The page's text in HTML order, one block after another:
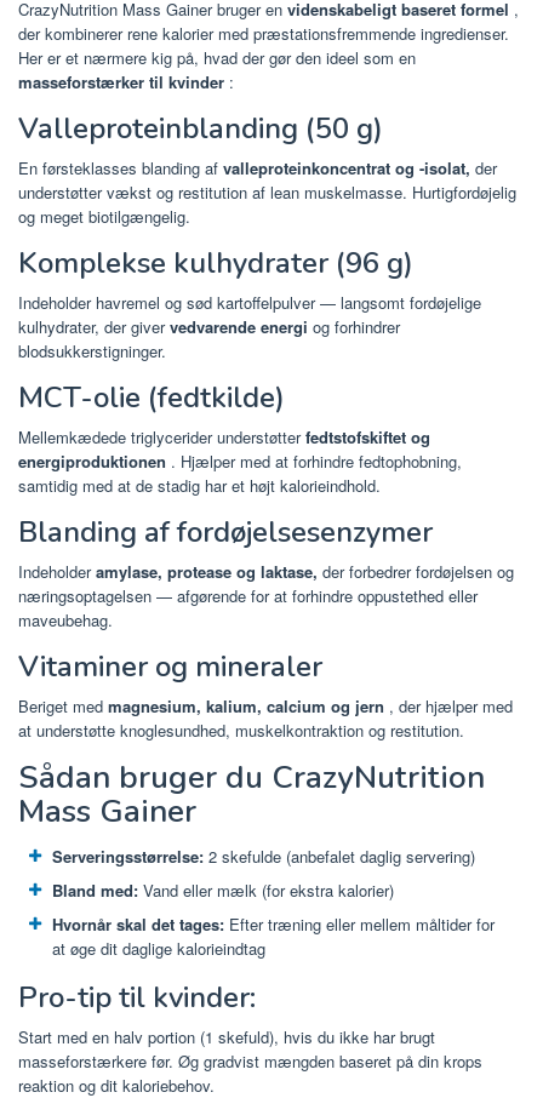
CrazyNutrition Mass Gainer bruger en videnskabeligt baseret formel ,
der kombinerer rene kalorier med præstationsfremmende ingredienser.
Her er et nærmere kig på, hvad der gør den ideel som en
masseforstærker til kvinder :
Valleproteinblanding (50 g)
En førsteklasses blanding af valleproteinkoncentrat og -isolat, der
understøtter vækst og restitution af lean muskelmasse. Hurtigfordøjelig
og meget biotilgængelig.
Komplekse kulhydrater (96 g)
Indeholder havremel og sød kartoffelpulver — langsomt fordøjelige
kulhydrater, der givervedvarende energi og forhindrer
blodsukkerstigninger.
MCT-olie (fedtkilde)
Mellemkædede triglycerider understøtterfedtstofskiftet og
energiproduktionen . Hjælper med at forhindre fedtophobning,
samtidig med at de stadig har et højt kalorieindhold.
Blanding af fordøjelsesenzymer
Indeholderamylase, protease og laktase, der forbedrer fordøjelsen og
næringsoptagelsen — afgørende for at forhindre oppustethed eller
maveubehag.
Vitaminer og mineraler
Beriget med magnesium, kalium, calcium og jern , der hjælper med
at understøtte knoglesundhed, muskelkontraktion og restitution.
Sådan bruger du CrazyNutrition
Mass Gainer
Serveringsstørrelse: 2 skefulde (anbefalet daglig servering)
Bland med: Vand eller mælk (for ekstra kalorier)
Hvornår skal det tages: Efter træning eller mellem måltider for
at øge dit daglige kalorieindtag
Pro-tip til kvinder:
Start med en halv portion (1 skefuld), hvis du ikke har brugt
masseforstærkere før. Øg gradvist mængden baseret på din krops
reaktion og dit kaloriebehov.